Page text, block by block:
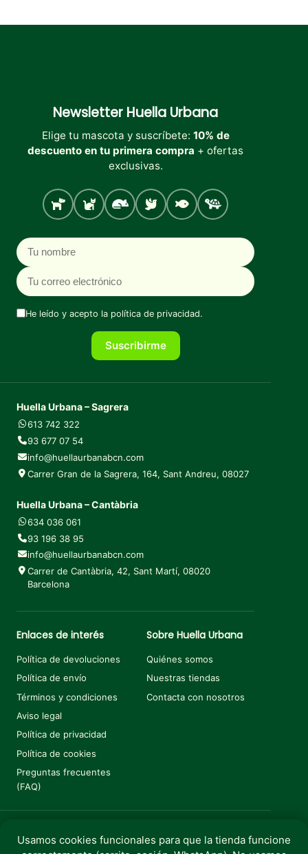
Newsletter Huella Urbana
Elige tu mascota y suscríbete: 10% de
descuento en tu primera compra + ofertas
exclusivas.
Perro Gato Roedores
Aves PecesTortugas
Nombre
Correo electrónico
He leído y acepto la política de privacidad.
Suscribirme
Huella Urbana – Sagrera
613 742 322
93 677 07 54
info@huellaurbanabcn.com
Carrer Gran de la Sagrera, 164, Sant Andreu, 08027
Huella Urbana – Cantàbria
634 036 061
93 196 38 95
info@huellaurbanabcn.com
Carrer de Cantàbria, 42, Sant Martí, 08020
Barcelona
Enlaces de interés
Política de devoluciones
Política de envío
Términos y condiciones
Aviso legal
Política de privacidad
Política de cookies
Preguntas frecuentes
(FAQ)
Sobre Huella Urbana
Quiénes somos
Nuestras tiendas
Contacta con nosotros
Usamos cookies funcionales para que la tienda funcione
€3,99 Añadir al carrito